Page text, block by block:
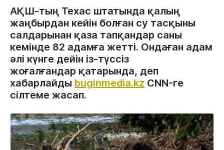
АҚШ-тың Техас штатында қалың
жаңбырдан кейін болған су тасқыны
салдарынан қаза тапқандар саны
кемінде 82 адамға жетті. Ондаған адам
әлі күнге дейін із-түссіз
жоғалғандар қатарында, деп
хабарлайды buginmedia.kz CNN-ге
сілтеме жасап.